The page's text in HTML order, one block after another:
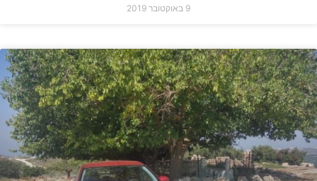
9 באוקטובר 2019